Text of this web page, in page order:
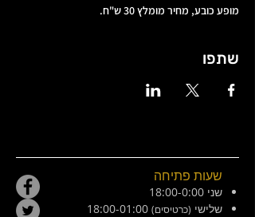
מופע כובע, מחיר מומלץ 30 ש"ח.
שתפו
שעות פתיחה
שני 18:00-0:00
שלישי (כרטיסים)